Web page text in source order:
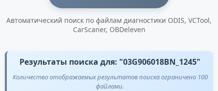
Автоматический поиск по файлам диагностики ODIS, VCTool,
CarScaner, OBDeleven
Результаты поиска для: "03G906018BN_1245"
Количество отображаемых результатов поиска ограничено 100
файлами.